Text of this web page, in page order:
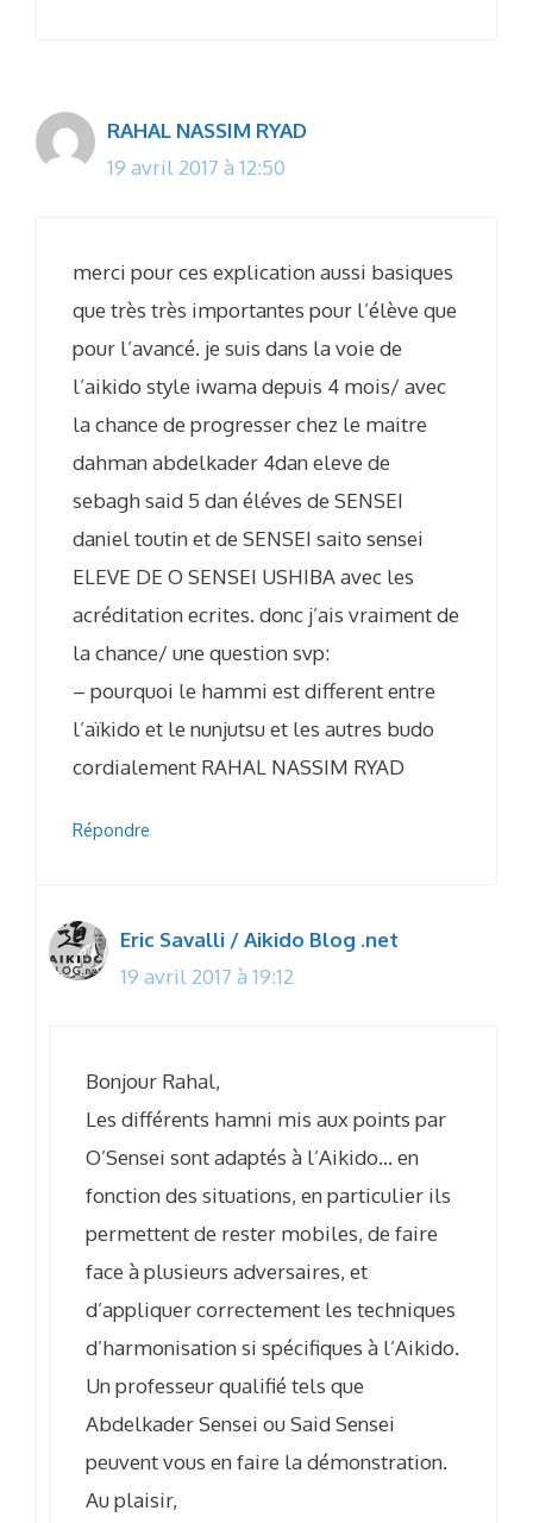
RAHAL NASSIM RYAD
19 avril 2017 à 12:50
merci pour ces explication aussi basiques
que très très importantes pour l’élève que
pour l’avancé. je suis dans la voie de
l’aikido style iwama depuis 4 mois/ avec
la chance de progresser chez le maitre
dahman abdelkader 4dan eleve de
sebagh said 5 dan éléves de SENSEI
daniel toutin et de SENSEI saito sensei
ELEVE DE O SENSEI USHIBA avec les
acréditation ecrites. donc j’ais vraiment de
la chance/ une question svp:
– pourquoi le hammi est different entre
l’aïkido et le nunjutsu et les autres budo
cordialement RAHAL NASSIM RYAD
Répondre
Eric Savalli / Aikido Blog .net
19 avril 2017 à 19:12
Bonjour Rahal,
Les différents hamni mis aux points par
O’Sensei sont adaptés à l’Aikido… en
fonction des situations, en particulier ils
permettent de rester mobiles, de faire
face à plusieurs adversaires, et
d’appliquer correctement les techniques
d’harmonisation si spécifiques à l’Aikido.
Un professeur qualifié tels que
Abdelkader Sensei ou Said Sensei
peuvent vous en faire la démonstration.
Au plaisir,